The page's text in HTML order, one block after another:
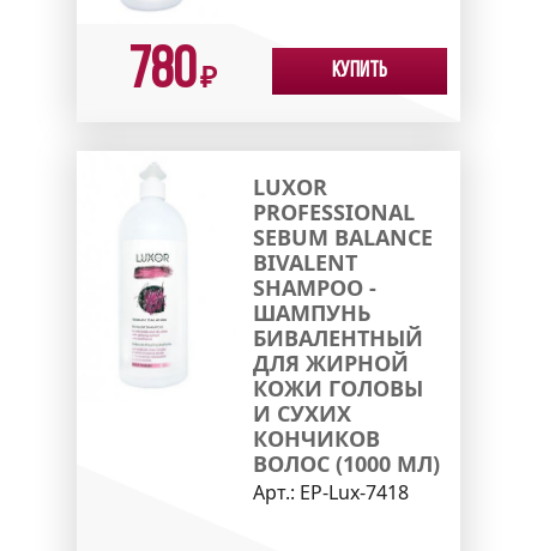
780₽ Купить
LUXOR
PROFESSIONAL
SEBUM BALANCE
BIVALENT
SHAMPOO -
ШАМПУНЬ
БИВАЛЕНТНЫЙ
ДЛЯ ЖИРНОЙ
КОЖИ ГОЛОВЫ
И СУХИХ
КОНЧИКОВ
ВОЛОС (1000 МЛ)
Арт.: EP-Lux-7418